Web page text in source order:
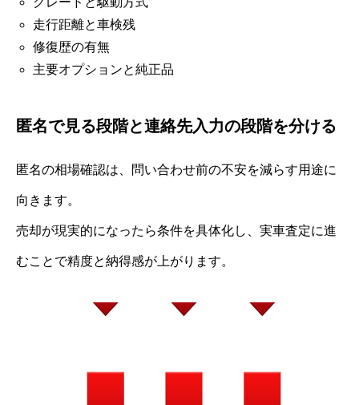
走行距離と車検残
修復歴の有無
主要オプションと純正品
匿名で見る段階と連絡先入力の段階を分ける
匿名の相場確認は、問い合わせ前の不安を減らす用途に
向きます。
売却が現実的になったら条件を具体化し、実車査定に進
むことで精度と納得感が上がります。